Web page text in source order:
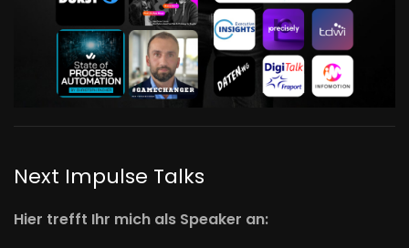
Next Impulse Talks
Hier trefft Ihr mich als Speaker an: